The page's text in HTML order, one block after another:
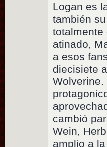
Logan es
también
totalmente
atinado,
a esos
diecisiete
Wolverine.
cambió
Wein,
amplio a